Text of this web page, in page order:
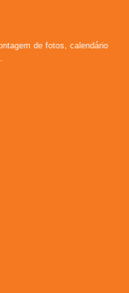
de fotos, calendário